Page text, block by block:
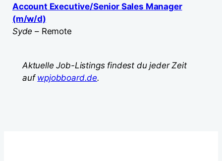
Account Executive/Senior Sales Manager
(m/w/d)
Syde – Remote
Aktuelle Job-Listings findest du jeder Zeit
auf wpjobboard.de.